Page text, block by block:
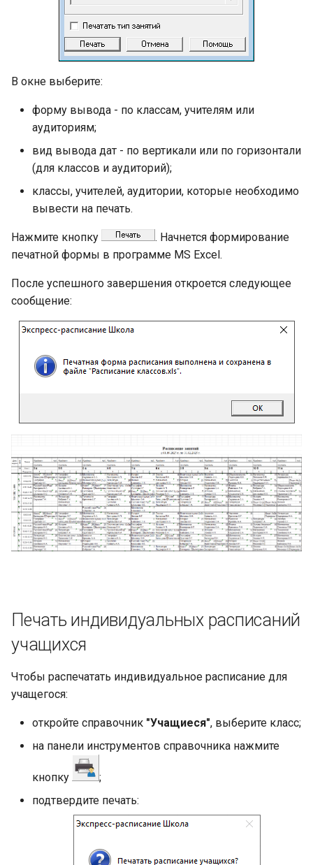
В окне выберите:
форму вывода - по классам, учителям или
аудиториям;
вид вывода дат - по вертикали или по горизонтали
(для классов и аудиторий);
классы, учителей, аудитории, которые необходимо
вывести на печать.
Нажмите кнопку
. Начнется формирование
печатной формы в программе MS Excel.
После успешного завершения откроется следующее
сообщение:
Печать индивидуальных расписаний
учащихся
Чтобы распечатать индивидуальное расписание для
учащегося:
откройте справочник "Учащиеся", выберите класс;
на панели инструментов справочника нажмите
кнопку
;
подтвердите печать: